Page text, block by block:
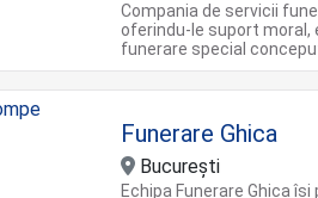
Compania de servicii
oferindu-le suport
funerare special
Funerare Ghica
Bucureşti
Echipa Funerare Ghica